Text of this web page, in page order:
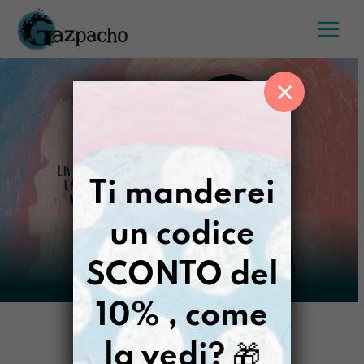
Salta
contenuto
Ti manderei
un codice
SCONTO del
10% , come
la vedi? 🎁
×